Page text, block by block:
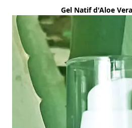
Gel Natif d'Aloe